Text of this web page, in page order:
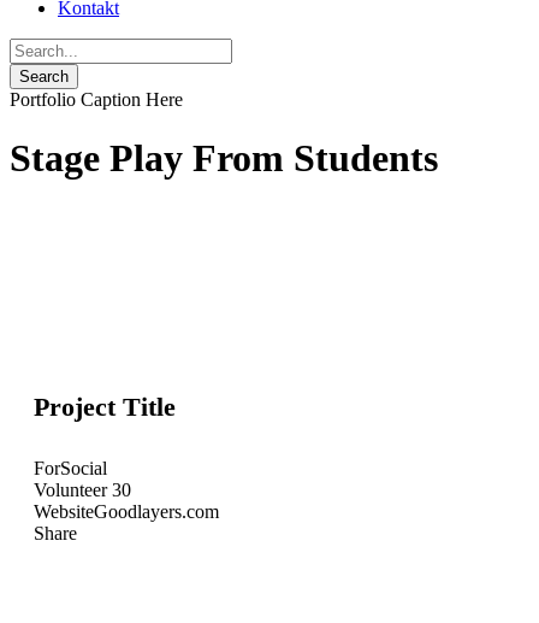
Kontakt
Portfolio Caption Here
Stage Play From Students
Project Title
ForSocial
Volunteer30
WebsiteGoodlayers.com
Share